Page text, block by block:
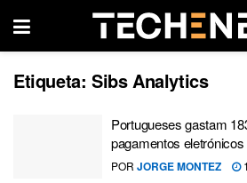
Etiqueta: Sibs Analytics
Portugueses gastam
pagamentos eletrónicos
POR JORGE MONTEZ